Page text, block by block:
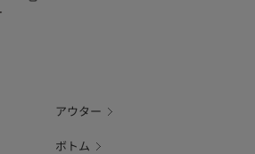
アウター
ボトム